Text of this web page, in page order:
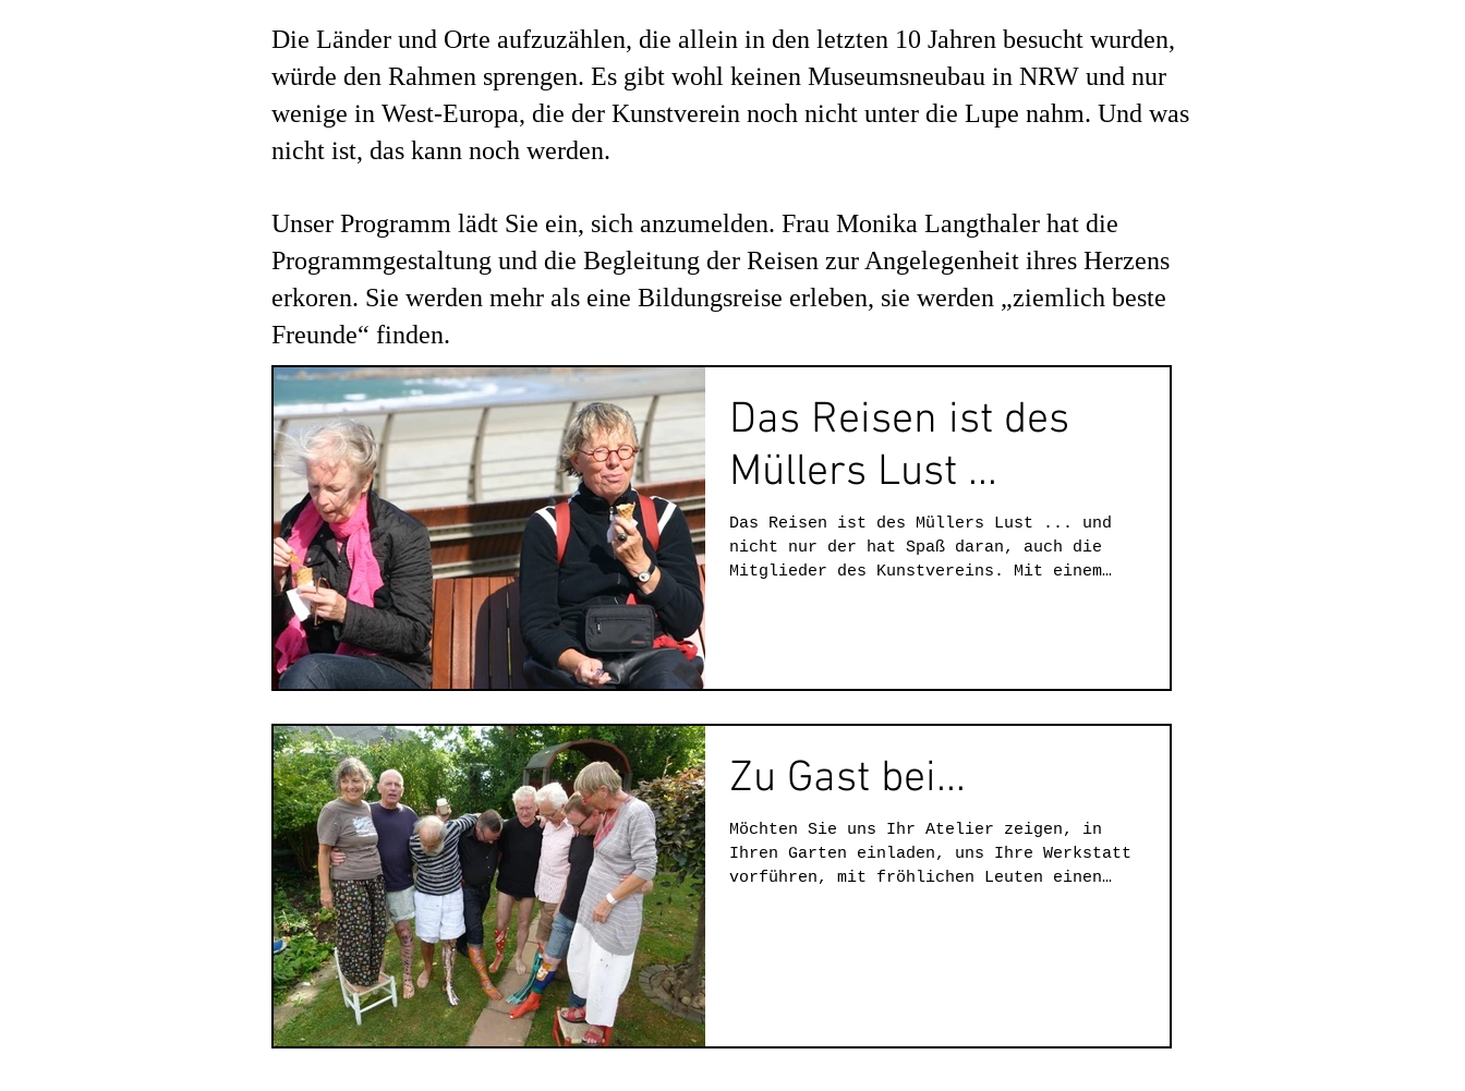
Die Länder und Orte aufzuzählen, die allein in den letzten 10 Jahren besucht wurden,
würde den Rahmen sprengen. Es gibt wohl keinen Museumsneubau in NRW und nur
wenige in West-Europa, die der Kunstverein noch nicht unter die Lupe nahm. Und was
nicht ist, das kann noch werden.
Unser Programm lädt Sie ein, sich anzumelden. Frau Monika Langthaler hat die
Programmgestaltung und die Begleitung der Reisen zur Angelegenheit ihres Herzens
erkoren. Sie werden mehr als eine Bildungsreise erleben, sie werden „ziemlich beste
Freunde“ finden.
Das Reisen ist des
Müllers Lust ...
Das Reisen ist des Müllers Lust ... und
nicht nur der hat Spaß daran, auch die
Mitglieder des Kunstvereins. Mit einem
Zu Gast bei...
Möchten Sie uns Ihr Atelier zeigen, in
Ihren Garten einladen, uns Ihre Werkstatt
vorführen, mit fröhlichen Leuten einen